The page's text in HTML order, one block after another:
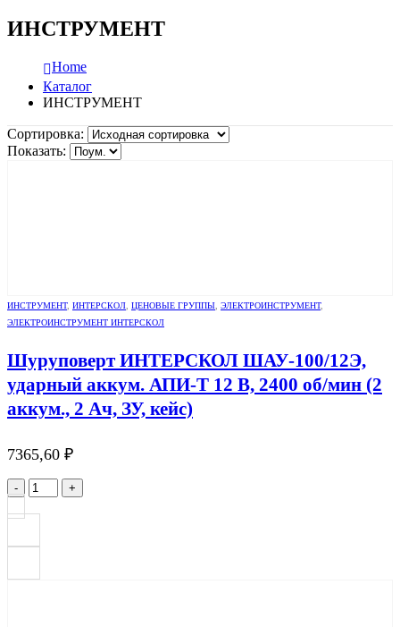
ИНСТРУМЕНТ
Home
Каталог
ИНСТРУМЕНТ
Сортировка:
Показать:
ИНСТРУМЕНТ, ИНТЕРСКОЛ, ЦЕНОВЫЕ ГРУППЫ, ЭЛЕКТРОИНСТРУМЕНТ,
ЭЛЕКТРОИНСТРУМЕНТ ИНТЕРСКОЛ
Шуруповерт ИНТЕРСКОЛ ШАУ-100/12Э,
ударный аккум. АПИ-Т 12 В, 2400 об/мин (2
аккум., 2 Ач, ЗУ, кейс)
7365,60 ₽
- +